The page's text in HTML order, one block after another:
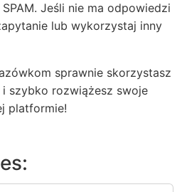
Jeśli nie ma odpowiedzi
lub wykorzystaj inny
sprawnie skorzystasz
szybko rozwiążesz swoje
platformie!